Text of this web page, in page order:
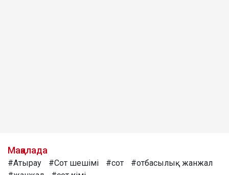
Мақалада
#Атырау #Сот шешімі #сот
#отбасылық жанжал